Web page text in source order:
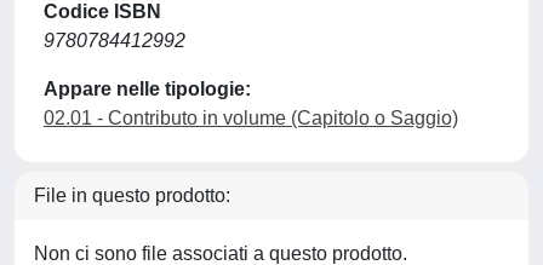
Codice ISBN
9780784412992
Appare nelle tipologie:
02.01 - Contributo in volume (Capitolo o Saggio)
File in questo prodotto:
Non ci sono file associati a questo prodotto.